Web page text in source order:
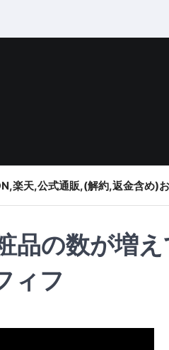
楽天,公式通販,(解約,返金含め)
品の数が増
ィフ